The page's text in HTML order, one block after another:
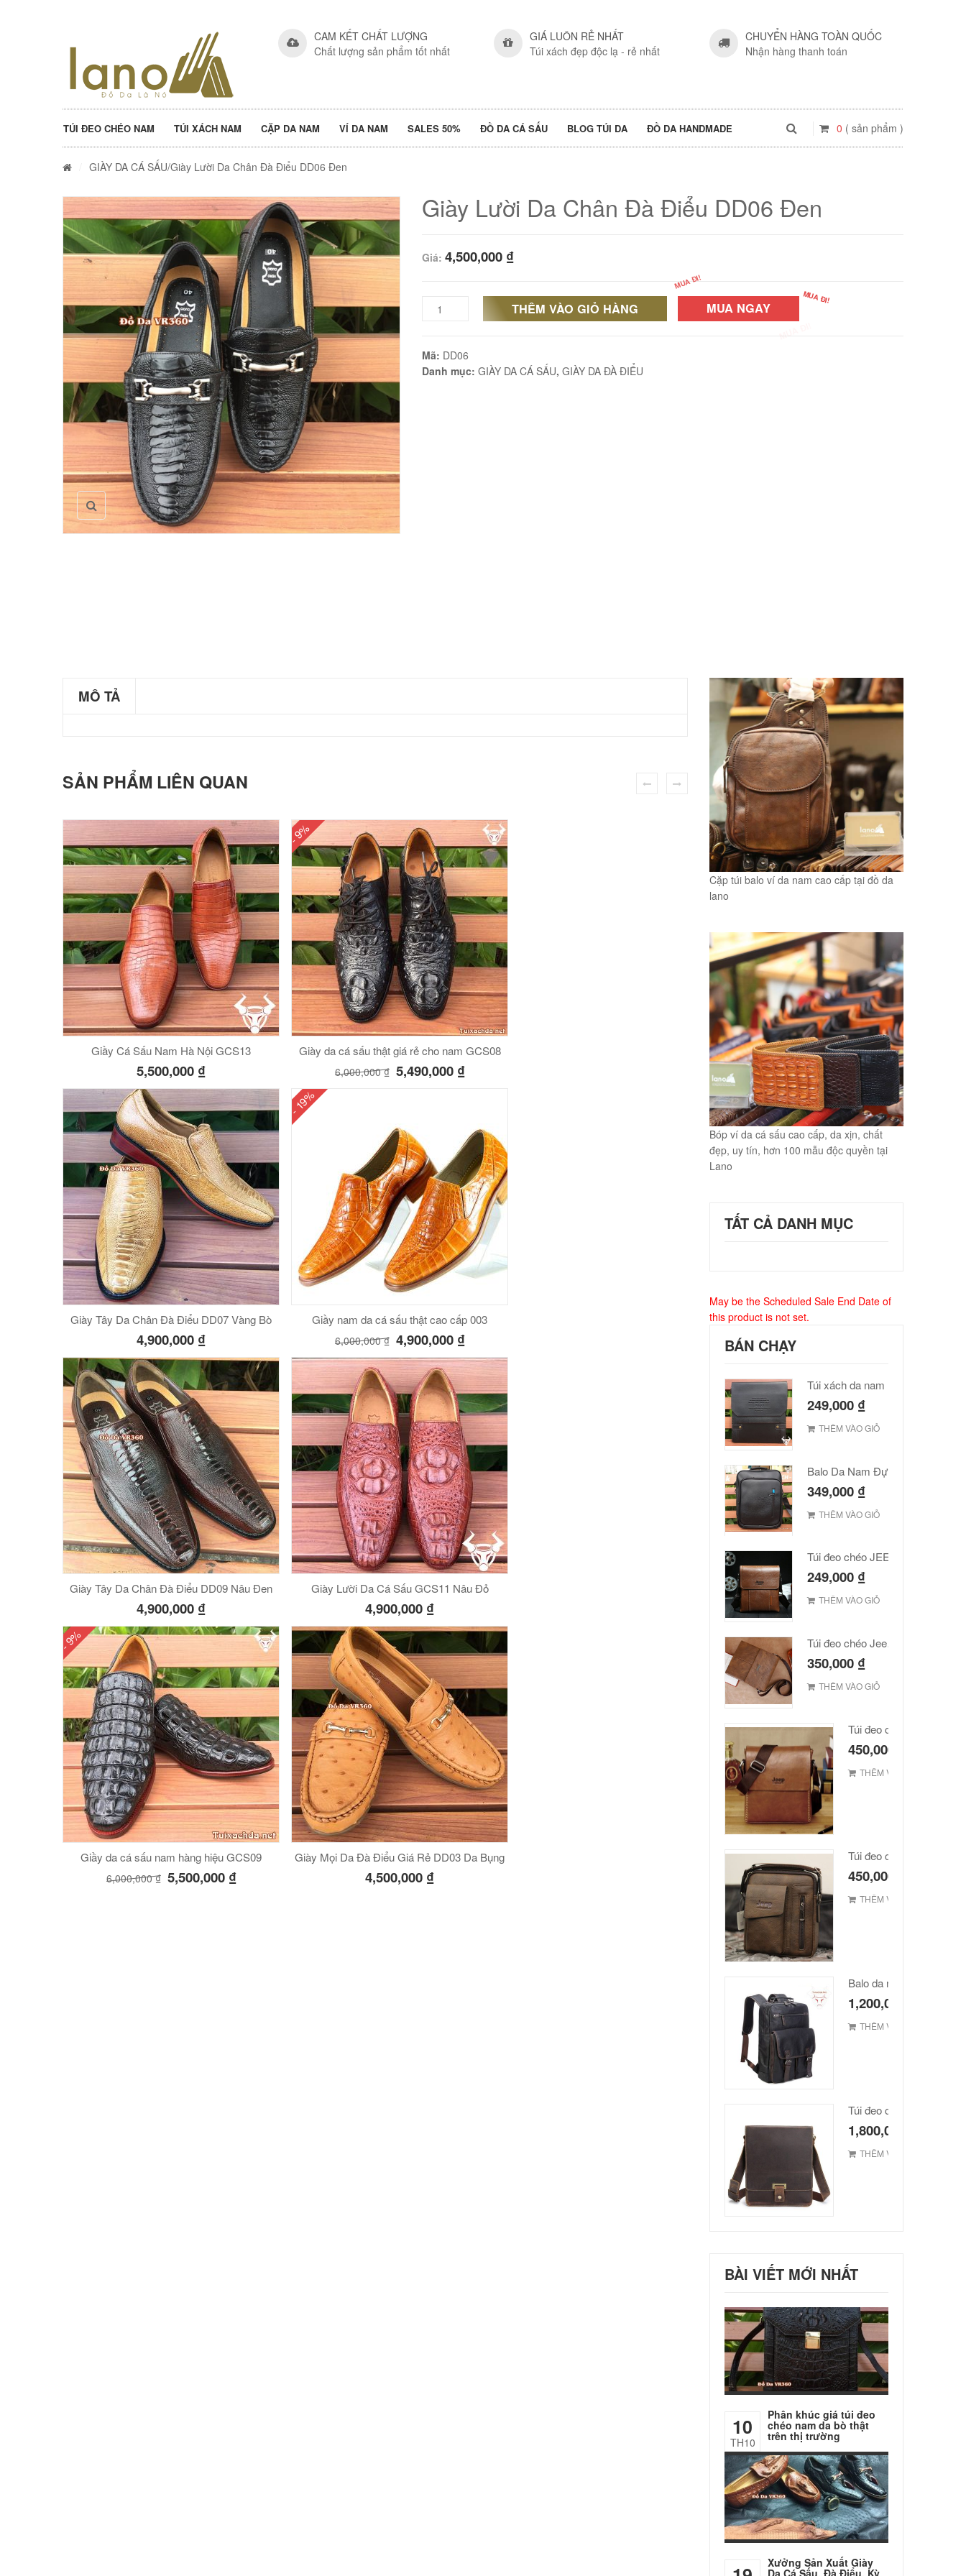
CAM KẾT CHẤT LƯỢNG
Chất lượng sản phẩm tốt nhất
GIÁ LUÔN RẺ NHẤT
Túi xách đẹp độc lạ - rẻ nhất
CHUYỂN HÀNG TOÀN QUỐC
Nhận hàng thanh toán
TÚI ĐEO CHÉO NAM TÚI XÁCH NAM CẶP DA NAM VÍ DA NAM SALES 50% ĐỒ DA CÁ SẤU BLOG TÚI DA ĐỒ DA HANDMADE 0 ( sản phẩm )
GIÀY DA CÁ SẤU/Giày Lười Da Chân Đà Điểu DD06 Đen
Giày Lười Da Chân Đà Điểu DD06 Đen
Giá: 4,500,000 ₫
Giày
Da
THÊM VÀO GIỎ HÀNG MUA NGAY
Mã: DD06
Danh mục: GIÀY DA CÁ SẤU, GIÀY DA ĐÀ ĐIỂU
MÔ TẢ
SẢN PHẨM LIÊN QUAN
Giầy Cá Sấu Nam Hà Nội GCS13
5,500,000 ₫
- 9%
Giày da cá sấu thật giá rẻ cho nam GCS08
6,000,000₫ 5,490,000 ₫
Giày Tây Da Chân Đà Điểu DD07 Vàng Bò
4,900,000 ₫
- 19%
Giầy nam da cá sấu thật cao cấp 003
6,000,000₫ 4,900,000 ₫
Giày Tây Da Chân Đà Điểu DD09 Nâu Đen
4,900,000 ₫
Giày Lười Da Cá Sấu GCS11 Nâu Đỏ
4,900,000 ₫
- 9%
Giầy da cá sấu nam hàng hiệu GCS09
6,000,000₫ 5,500,000 ₫
Giày Mọi Da Đà Điểu Giá Rẻ DD03 Da Bụng
4,500,000 ₫
Cặp túi balo ví da nam cao cấp tại đồ da
lano
Bóp ví da cá sấu cao cấp, da xịn, chất
đẹp, uy tín, hơn 100 mẫu độc quyền tại
Lano
TẤT CẢ DANH MỤC
May be the Scheduled Sale End Date of
this product is not set.
BÁN CHẠY
249,000 ₫
THÊM VÀO GIỎ
Balo Da Nam Đựng Laptop Đẹp Giá Rẻ
349,000 ₫
THÊM VÀO GIỎ
249,000 ₫
THÊM VÀO GIỎ
Túi đeo chéo Jeep giá rẻ JR03
350,000 ₫
THÊM VÀO GIỎ
Túi đeo chéo JEEP giá
450,000
THÊM VÀO GIỎ
Túi đeo chéo Jeep giá rẻ
450,000
THÊM VÀO GIỎ
Balo da nam hàn quốc
1,200,000
THÊM VÀO GIỎ
1,800,000
THÊM VÀO GIỎ
BÀI VIẾT MỚI NHẤT
10
TH10
Phân khúc giá túi đeo
chéo nam da bò thật
trên thị trường
Xưởng Sản Xuất Giày
Da Cá Sấu, Đà Điểu, Kỳ